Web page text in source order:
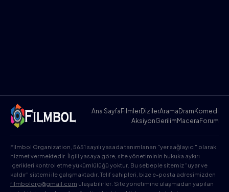
Ana Sayfa FilmlerDizilerArama Dram Komedi
AksiyonGerilim Macera Forum
Filmbol Organization, 5651 sayılı yasada tanımlanan "yer sağlayıcı" olarak
hizmet vermektedir. İlgili yasaya göre, site yönetiminin hukuka aykırı
içerikleri kontrol etme yükümlülüğü yoktur. Bu sebeple sitemiz "uyar ve
kaldır" sistemi ile çalışmaktadır. Telif sahipleri, bize e-posta adresimizden
filmbolorg@gmail.com ulaşabilirler. Site yönetimine ulaşmadan yapılan